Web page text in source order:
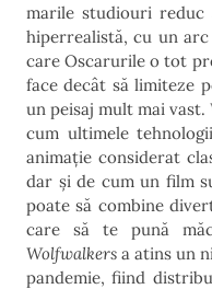
marile studiouri
hiperrealistă, cu un
care Oscarurile o tot
face decât să limiteze
un peisaj mult mai vast.
cum ultimele
animație considerat
dar și de cum un film
poate să combine
care să te pună
Wolfwalkers a atins un
pandemie, fiind